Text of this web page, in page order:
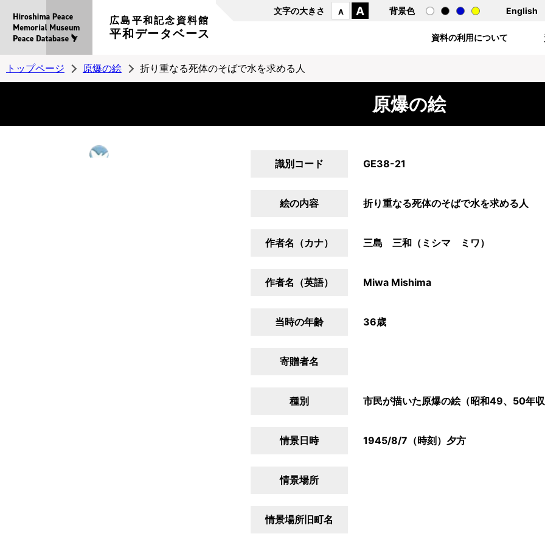
広島平和記念資料館
平和データベース
文字の大きさ A A 背景色 English
資料の利用について
トップページ 原爆の絵 折り重なる死体のそばで水を求める人
原爆の絵
識別コード GE38-21
絵の内容 折り重なる死体のそばで水を求める人
作者名（カナ） 三島 三和（ミシマ ミワ）
作者名（英語） Miwa Mishima
当時の年齢 36歳
寄贈者名
種別 市民が描いた原爆の絵（昭和49、50年
情景日時 1945/8/7（時刻）夕方
情景場所
情景場所旧町名